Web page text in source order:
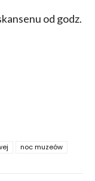
od godz.
noc muzeów